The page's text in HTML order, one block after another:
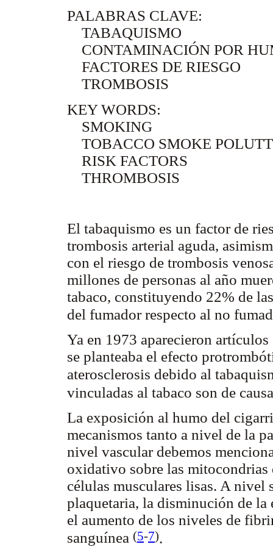
PALABRAS CLAVE:
TABAQUISMO
CONTAMINACIÓN POR
FACTORES DE RIESGO
TROMBOSIS
KEY WORDS:
SMOKING
TOBACCO SMOKE
RISK FACTORS
THROMBOSIS
El tabaquismo es un factor de
trombosis arterial aguda,
con el riesgo de trombosis
millones de personas al año
tabaco, constituyendo 22% de
del fumador respecto al no
Ya en 1973 aparecieron
se planteaba el efecto
aterosclerosis debido al
vinculadas al tabaco son de
La exposición al humo del
mecanismos tanto a nivel de la
nivel vascular debemos
oxidativo sobre las
células musculares lisas. A
plaquetaria, la disminución de
el aumento de los niveles de
sanguínea (5-7).